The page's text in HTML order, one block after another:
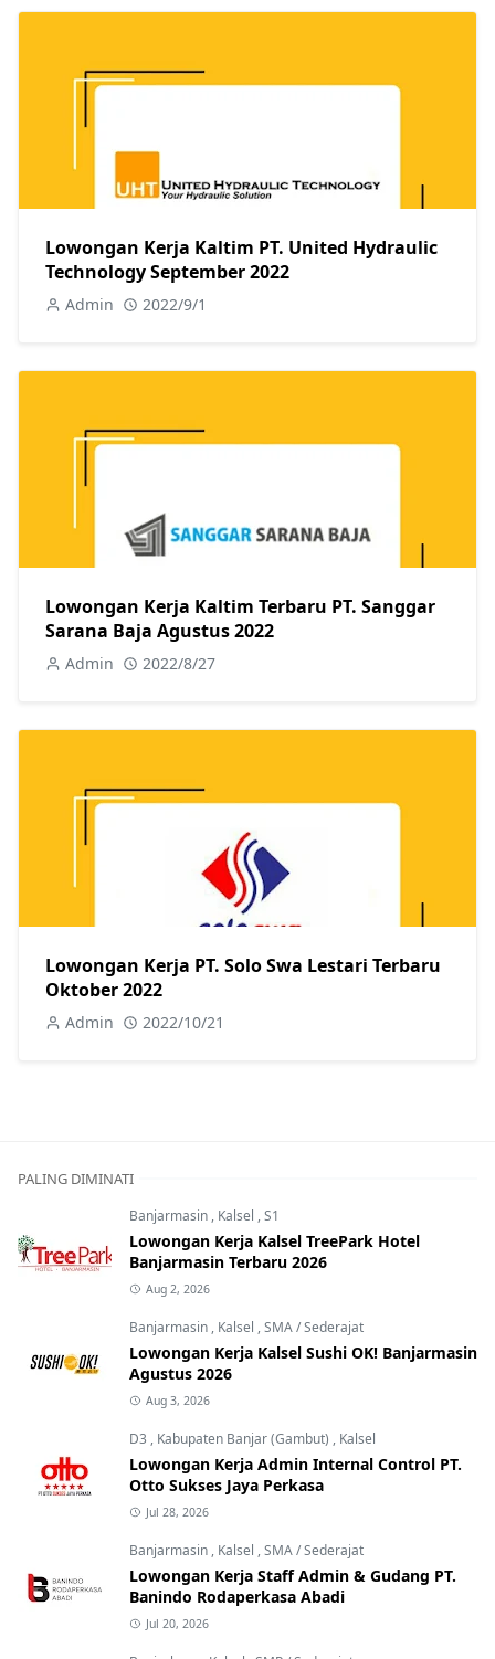
Lowongan Kerja Kaltim PT. United Hydraulic
Technology September 2022
Admin 2022/9/1
Lowongan Kerja Kaltim Terbaru PT. Sanggar
Sarana Baja Agustus 2022
Admin 2022/8/27
Lowongan Kerja PT. Solo Swa Lestari Terbaru
Oktober 2022
Admin 2022/10/21
PALING DIMINATI
Banjarmasin , Kalsel ,S1
Lowongan Kerja Kalsel TreePark Hotel
Banjarmasin Terbaru 2026
Aug 2, 2026
Banjarmasin , Kalsel ,SMA / Sederajat
Lowongan Kerja Kalsel Sushi OK! Banjarmasin
Agustus 2026
Aug 3, 2026
D3 , Kabupaten Banjar (Gambut) , Kalsel
Lowongan Kerja Admin Internal Control PT.
Otto Sukses Jaya Perkasa
Jul 28, 2026
Banjarmasin , Kalsel ,SMA / Sederajat
Lowongan Kerja Staff Admin & Gudang PT.
Banindo Rodaperkasa Abadi
Jul 20, 2026